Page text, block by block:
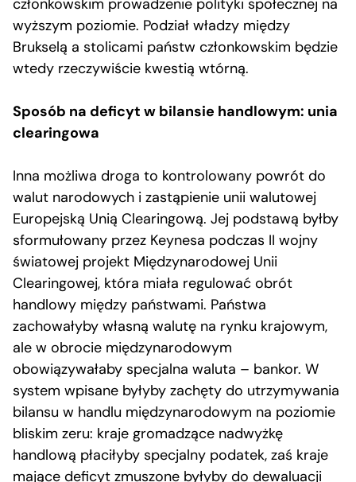
członkowskim prowadzenie polityki społecznej na
wyższym poziomie. Podział władzy między
Brukselą a stolicami państw członkowskim będzie
wtedy rzeczywiście kwestią wtórną.
Sposób na deficyt w bilansie handlowym: unia
clearingowa
Inna możliwa droga to kontrolowany powrót do
walut narodowych i zastąpienie unii walutowej
Europejską Unią Clearingową. Jej podstawą byłby
sformułowany przez Keynesa podczas II wojny
światowej projekt Międzynarodowej Unii
Clearingowej, która miała regulować obrót
handlowy między państwami. Państwa
zachowałyby własną walutę na rynku krajowym,
ale w obrocie międzynarodowym
obowiązywałaby specjalna waluta – bankor. W
system wpisane byłyby zachęty do utrzymywania
bilansu w handlu międzynarodowym na poziomie
bliskim zeru: kraje gromadzące nadwyżkę
handlową płaciłyby specjalny podatek, zaś kraje
mające deficyt zmuszone byłyby do dewaluacji